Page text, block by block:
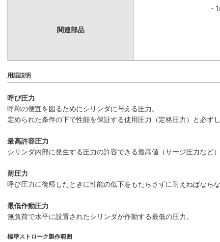
関連部品
・
用語説明
呼び圧力
呼称の便宜を図るためにシリンダに与える圧力。
定められた条件の下で性能を保証する使用圧力（定格圧力）と必ず
最高許容圧力
シリンダ内部に発生する圧力の許容できる最高値（サージ圧力など
耐圧力
呼び圧力に復帰したときに性能の低下をもたらさずに耐えねばなら
最低作動圧力
無負荷で水平に設置されたシリンダが作動する最低の圧力。
標準ストローク製作範囲